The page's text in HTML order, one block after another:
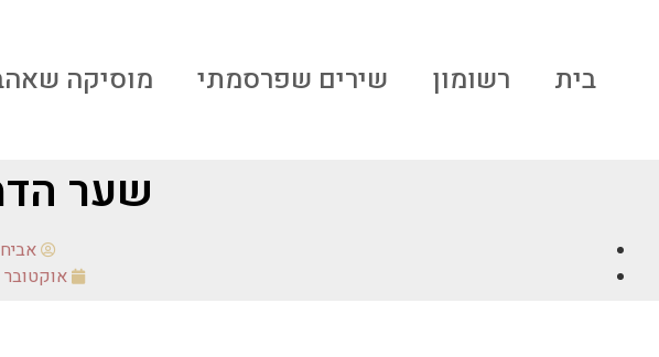
בית רשומון שירים שפרסמתי מוסיקה
שער
אוקטובר 30, 2021